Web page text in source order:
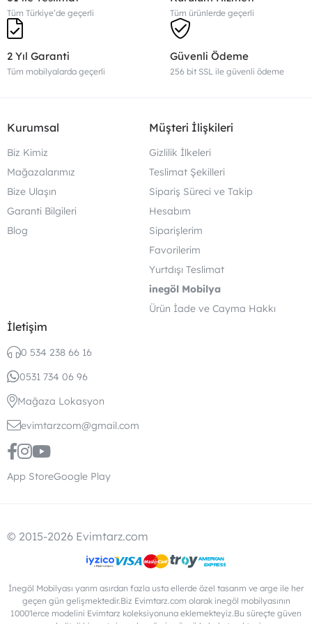
Tüm Türkiye’de geçerli Tüm ürünlerde geçerli
2 Yıl Garanti
Tüm mobilyalarda geçerli
Güvenli Ödeme
256 bit SSL ile güvenli ödeme
Kurumsal
Biz Kimiz
Mağazalarımız
Bize Ulaşın
Garanti Bilgileri
Blog
Müşteri İlişkileri
Gizlilik İlkeleri
Teslimat Şekilleri
Sipariş Süreci ve Takip
Hesabım
Siparişlerim
Favorilerim
Yurtdışı Teslimat
inegöl Mobilya
Ürün İade ve Cayma Hakkı
İletişim
0 534 238 66 16
0531 734 06 96
Mağaza Lokasyon
evimtarzcom@gmail.com
App StoreGoogle Play
© 2015-2026 Evimtarz.com
İnegöl Mobilyası yarım asırdan fazla usta ellerde özel tasarım ve arge ile her
geçen gün gelişmektedir.Biz Evimtarz.com olarak inegöl mobilyasının
1000'lerce modelini Evimtarz koleksiyonuna eklemekteyiz.Bu süreçte güven